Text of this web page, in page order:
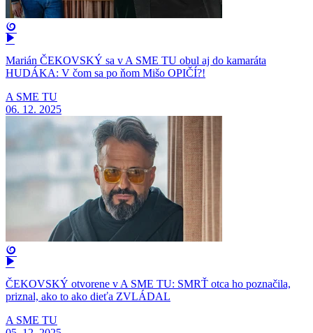
Marián ČEKOVSKÝ sa v A SME TU obul aj do kamaráta
HUDÁKA: V čom sa po ňom Mišo OPIČÍ?!
A SME TU
06. 12. 2025
ČEKOVSKÝ otvorene v A SME TU: SMRŤ otca ho poznačila,
priznal, ako to ako dieťa ZVLÁDAL
A SME TU